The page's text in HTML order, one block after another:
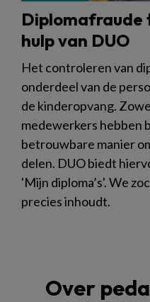
Diplomafraude
hulp van DUO
Het controleren van
onderdeel van de
de kinderopvang.
medewerkers hebben
betrouwbare manier
delen. DUO biedt
'Mijn diploma’s'. We
precies inhoudt.
Over